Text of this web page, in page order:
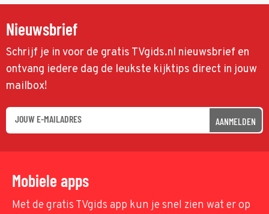
Nieuwsbrief
Schrijf je in voor de gratis TVgids.nl nieuwsbrief en
ontvang iedere dag de leukste kijktips direct in jouw
mailbox!
AANMELDEN
Mobiele apps
Met de gratis TVgids app kun je snel zien wat er op